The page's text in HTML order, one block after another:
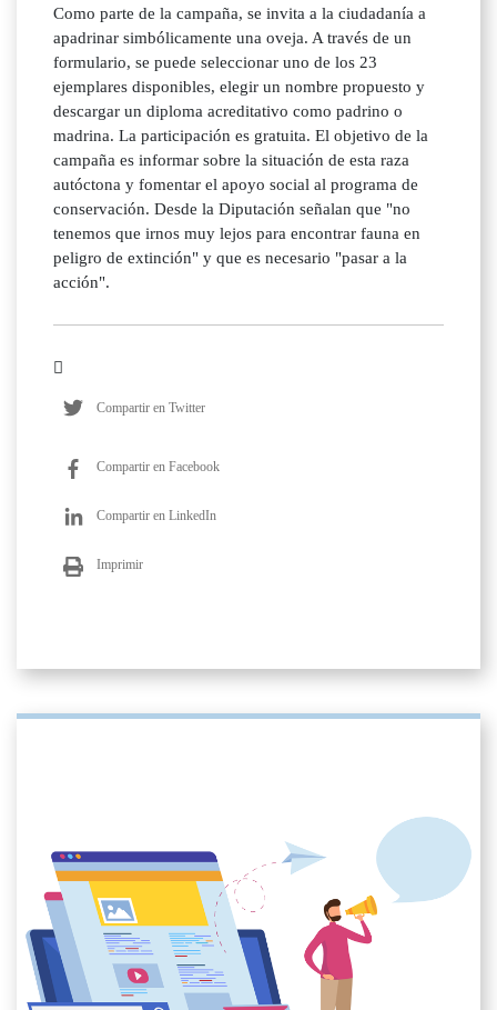
Como parte de la campaña, se invita a la ciudadanía a
apadrinar simbólicamente una oveja. A través de un
formulario, se puede seleccionar uno de los 23
ejemplares disponibles, elegir un nombre propuesto y
descargar un diploma acreditativo como padrino o
madrina. La participación es gratuita. El objetivo de la
campaña es informar sobre la situación de esta raza
autóctona y fomentar el apoyo social al programa de
conservación. Desde la Diputación señalan que "no
tenemos que irnos muy lejos para encontrar fauna en
peligro de extinción" y que es necesario "pasar a la
acción".
Compartir en Twitter
Compartir en Facebook
Compartir en LinkedIn
Imprimir